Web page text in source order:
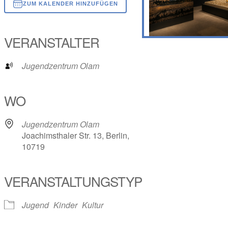
ZUM KALENDER HINZUFÜGEN
Outlook Live
VERANSTALTER
Jugendzentrum Olam
WO
Jugendzentrum Olam
Joachimsthaler Str. 13, Berlin,
10719
VERANSTALTUNGSTYP
Jugend Kinder Kultur